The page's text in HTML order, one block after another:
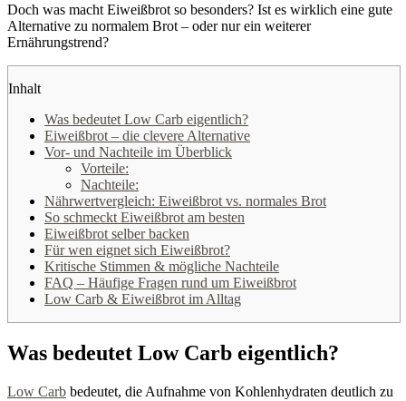
Doch was macht Eiweißbrot so besonders? Ist es wirklich eine gute
Alternative zu normalem Brot – oder nur ein weiterer
Ernährungstrend?
Inhalt
Was bedeutet Low Carb eigentlich?
Eiweißbrot – die clevere Alternative
Vor- und Nachteile im Überblick
Vorteile:
Nachteile:
Nährwertvergleich: Eiweißbrot vs. normales Brot
So schmeckt Eiweißbrot am besten
Eiweißbrot selber backen
Für wen eignet sich Eiweißbrot?
Kritische Stimmen & mögliche Nachteile
FAQ – Häufige Fragen rund um Eiweißbrot
Low Carb & Eiweißbrot im Alltag
Was bedeutet Low Carb eigentlich?
Low Carb bedeutet, die Aufnahme von Kohlenhydraten deutlich zu